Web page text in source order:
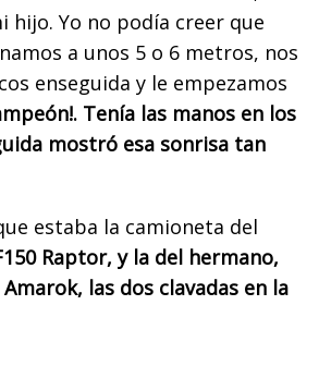
hijo. Yo no podía creer que
a unos 5 o 6 metros, nos
enseguida y le empezamos
Tenía las manos en los
mostró esa sonrisa tan
estaba la camioneta del
Raptor, y la del hermano,
las dos clavadas en la